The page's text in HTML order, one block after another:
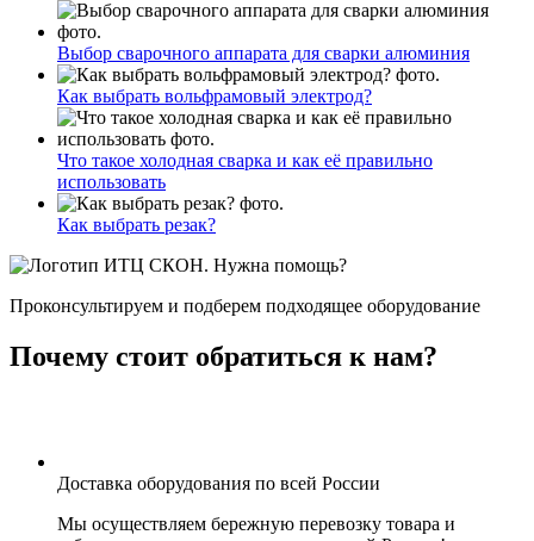
Выбор сварочного аппарата для сварки алюминия
Как выбрать вольфрамовый электрод?
Что такое холодная сварка и как её правильно
использовать
Как выбрать резак?
Нужна помощь?
Проконсультируем и подберем подходящее оборудование
Почему стоит обратиться к нам?
Доставка оборудования по всей России
Мы осуществляем бережную перевозку товара и